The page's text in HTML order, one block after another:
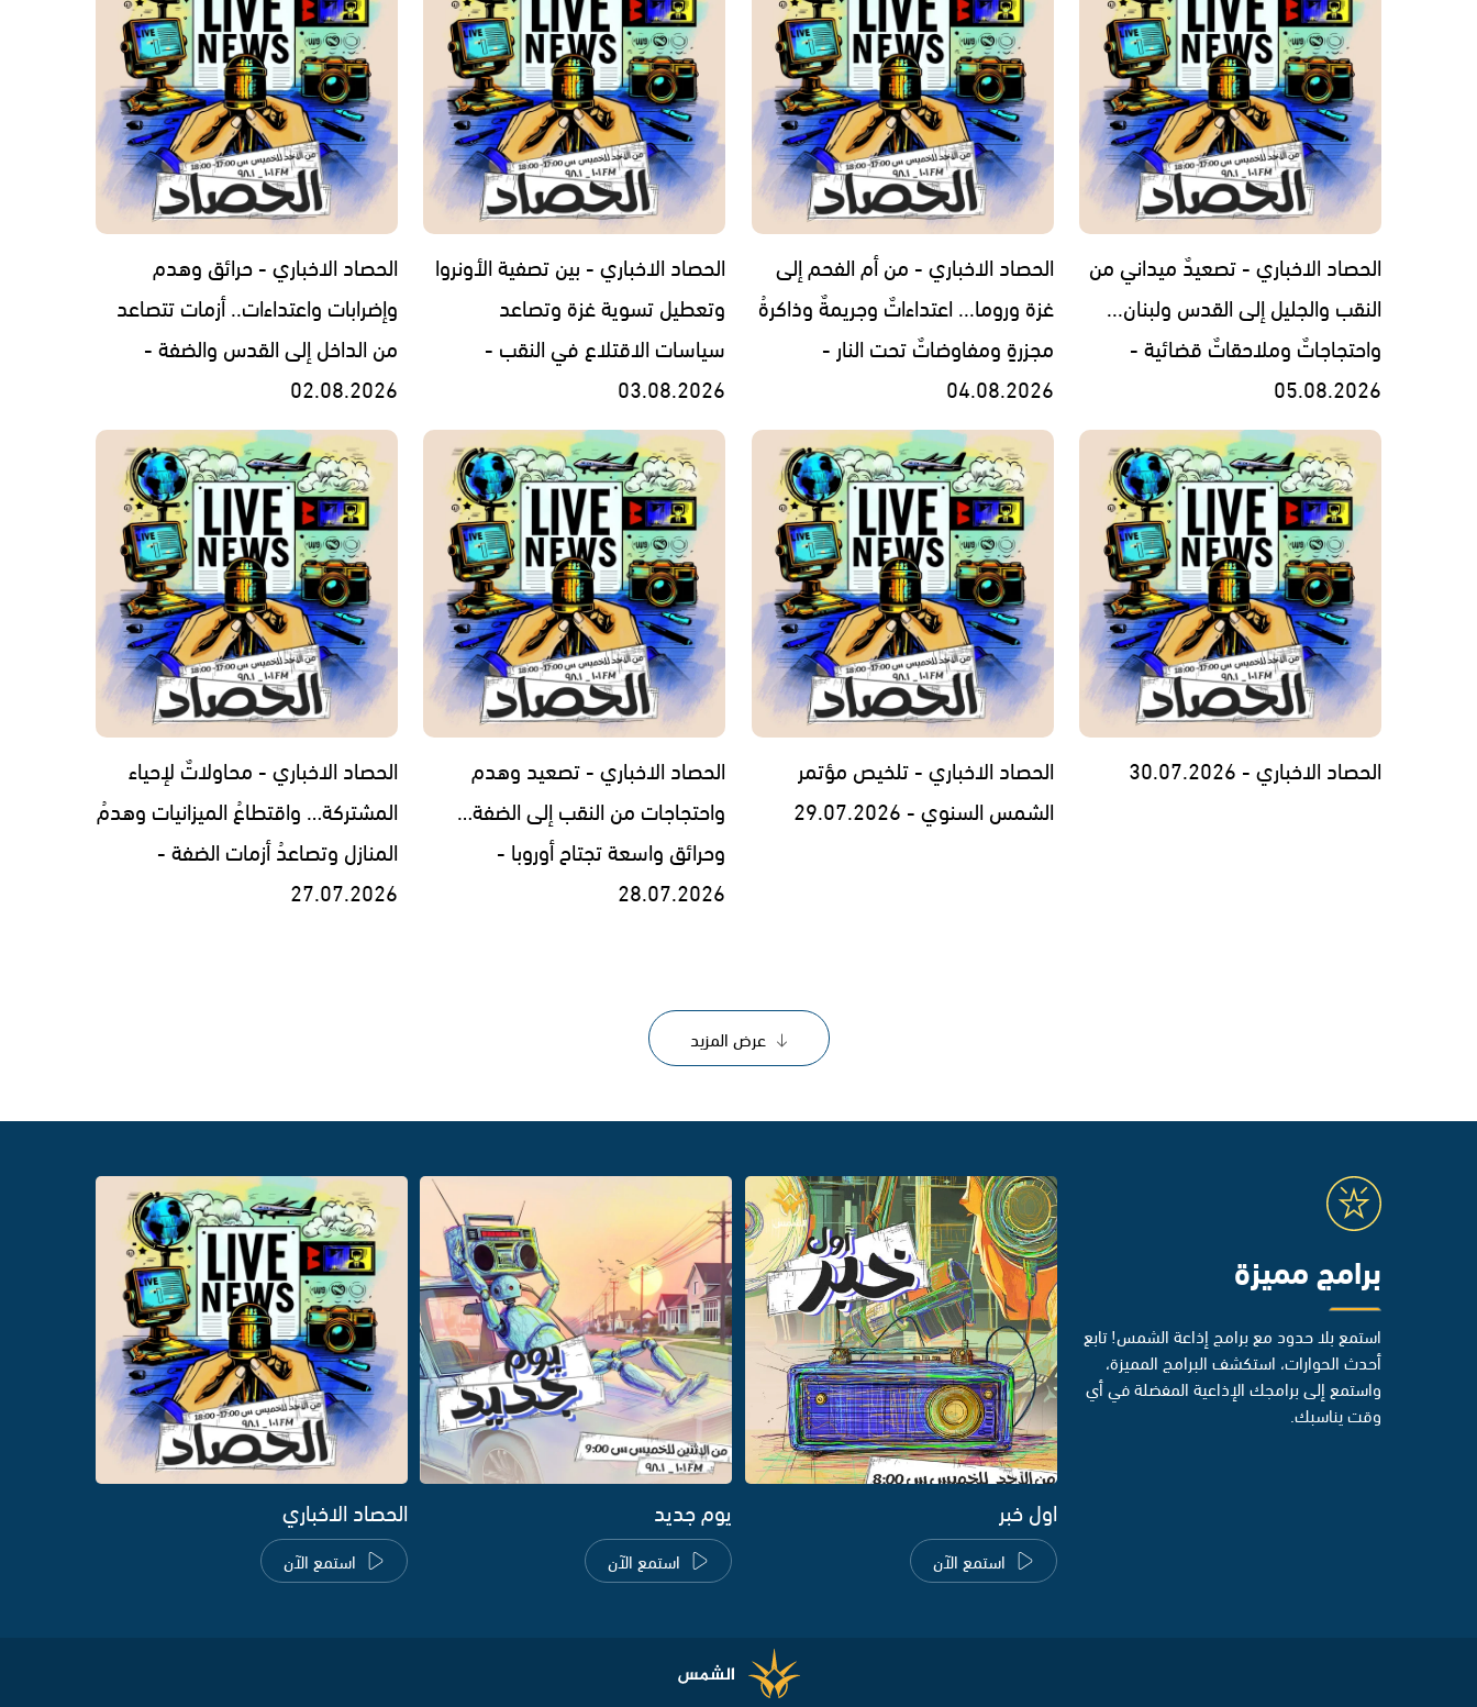
الحصاد الاخباري - تصعيدٌ ميداني من
النقب والجليل إلى القدس ولبنان...
واحتجاجاتٌ وملاحقاتٌ قضائية -
05.08.2026
الحصاد الاخباري - من أم الفحم إلى
غزة وروما... اعتداءاتٌ وجريمةٌ وذاكرةُ
مجزرةٍ ومفاوضاتٌ تحت النار -
04.08.2026
الحصاد الاخباري - بين تصفية الأونروا
وتعطيل تسوية غزة وتصاعد
سياسات الاقتلاع في النقب -
03.08.2026
الحصاد الاخباري - حرائق وهدم
وإضرابات واعتداءات.. أزمات تتصاعد
من الداخل إلى القدس والضفة -
02.08.2026
الحصاد الاخباري - 30.07.2026
الحصاد الاخباري - تلخيص مؤتمر
الشمس السنوي - 29.07.2026
الحصاد الاخباري - تصعيد وهدم
واحتجاجات من النقب إلى الضفة…
وحرائق واسعة تجتاح أوروبا -
28.07.2026
الحصاد الاخباري - محاولاتٌ لإحياء
المشتركة… واقتطاعُ الميزانيات وهدمُ
المنازل وتصاعدُ أزمات الضفة -
27.07.2026
عرض المزيد
برامج مميزة
استمع بلا حدود مع برامج إذاعة الشمس! تابع
أحدث الحوارات، استكشف البرامج المميزة،
واستمع إلى برامجك الإذاعية المفضلة في أي
وقت يناسبك.
اول خبر
استمع الآن
يوم جديد
استمع الآن
الحصاد الاخباري
استمع الآن